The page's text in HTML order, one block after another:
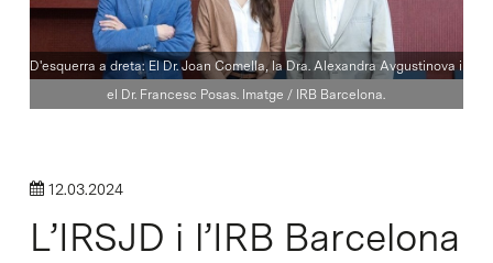
D'esquerra a dreta: El Dr. Joan Comella, la Dra. Alexandra Avgustinova i
el Dr. Francesc Posas. Imatge / IRB Barcelona.
12.03.2024
L’IRSJD i l’IRB Barcelona